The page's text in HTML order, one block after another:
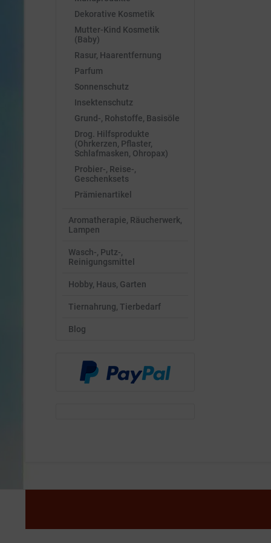
Dekorative Kosmetik
Mutter-Kind Kosmetik
(Baby)
Rasur, Haarentfernung
Parfum
Sonnenschutz
Insektenschutz
Grund-, Rohstoffe, Basisöle
Drog. Hilfsprodukte
(Ohrkerzen, Pflaster,
Schlafmasken, Ohropax)
Probier-, Reise-,
Geschenksets
Prämienartikel
Aromatherapie, Räucherwerk,
Lampen
Wasch-, Putz-,
Reinigungsmittel
Hobby, Haus, Garten
Tiernahrung, Tierbedarf
Blog